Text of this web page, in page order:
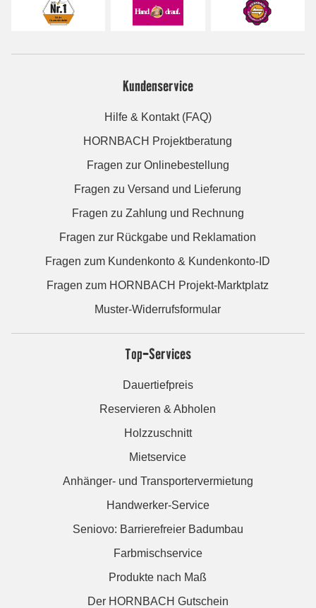
Kundenservice
Hilfe & Kontakt (FAQ)
HORNBACH Projektberatung
Fragen zur Onlinebestellung
Fragen zu Versand und Lieferung
Fragen zu Zahlung und Rechnung
Fragen zur Rückgabe und Reklamation
Fragen zum Kundenkonto & Kundenkonto-ID
Fragen zum HORNBACH Projekt-Marktplatz
Muster-Widerrufsformular
Top-Services
Dauertiefpreis
Reservieren & Abholen
Holzzuschnitt
Mietservice
Anhänger- und Transportervermietung
Handwerker-Service
Seniovo: Barrierefreier Badumbau
Farbmischservice
Produkte nach Maß
Der HORNBACH Gutschein